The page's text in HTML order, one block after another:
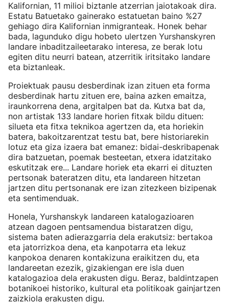
Kalifornian, 11 milioi biztanle atzerrian jaiotakoak dira.
Estatu Batuetako gainerako estatuetan baino %27
gehiago dira Kalifornian inmigranteak. Honek behar
bada, lagunduko digu hobeto ulertzen Yurshanskyren
landare inbaditzaileetarako interesa, ze berak lotu
egiten ditu neurri batean, atzerritik iritsitako landare
eta biztanleak.
Proiektuak pausu desberdinak izan zituen eta forma
desberdinak hartu zituen ere, baina azken emaitza,
iraunkorrena dena, argitalpen bat da. Kutxa bat da,
non artistak 133 landare horien fitxak bildu dituen:
silueta eta fitxa teknikoa agertzen da, eta horiekin
batera, bakoitzarentzat testu bat, bere historiarekin
lotuz eta giza izaera bat emanez: bidai-deskribapenak
dira batzuetan, poemak besteetan, etxera idatzitako
eskutitzak ere... Landare horiek eta ekarri ei dituzten
pertsonak bateratzen ditu, eta landareen hitzetan
jartzen ditu pertsonanak ere izan zitezkeen bizipenak
eta sentimenduak.
Honela, Yurshanskyk landareen katalogazioaren
atzean dagoen pentsamendua bistaratzen digu,
sistema baten adierazgarria dela erakutsiz: bertakoa
eta jatorrizkoa dena, eta kanpotarra eta lekuz
kanpokoa denaren kontakizuna eraikitzen du, eta
landareetan ezezik, gizakiengan ere isla duen
katalogazioa dela erakusten digu. Beraz, baldintzapen
botanikoei historiko, kultural eta politikoak gainjartzen
zaizkiola erakusten digu.